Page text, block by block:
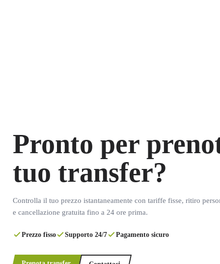
Pronto per
tuo transfer?
Controlla il tuo prezzo istantaneamente con tariffe fisse, ritiro
e cancellazione gratuita fino a 24 ore prima.
Prezzo fisso Supporto 24/7 Pagamento sicuro